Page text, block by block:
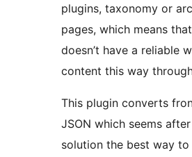
plugins, taxonomy or
pages, which means
doesn’t have a reliable
content this way
This plugin converts
JSON which seems
solution the best way to